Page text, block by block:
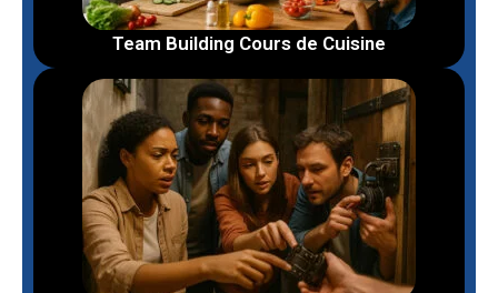
Team Building Cours de Cuisine